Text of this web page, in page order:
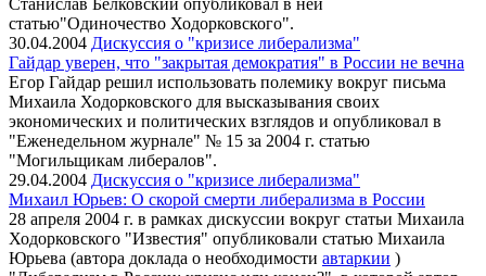
статью"Одиночество Ходорковского".
30.04.2004 Дискуссия о "кризисе либерализма"
Гайдар уверен, что "закрытая демократия" в России не вечна
Егор Гайдар решил использовать полемику вокруг письма
Михаила Ходорковского для высказывания своих
экономических и политических взглядов и опубликовал в
"Еженедельном журнале" № 15 за 2004 г. статью
"Могильщикам либералов".
29.04.2004 Дискуссия о "кризисе либерализма"
Михаил Юрьев: О скорой смерти либерализма в России
28 апреля 2004 г. в рамках дискуссии вокруг статьи Михаила
Ходорковского "Известия" опубликовали статью Михаила
Юрьева (автора доклада о необходимости автаркии )